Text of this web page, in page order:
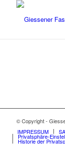
© Copyright -
IMPRESSUM
Privatsphäre-
Historie der